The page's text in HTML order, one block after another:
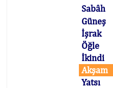
Sabâh
Güneş
İşrak
Öğle
İkindi
Akşam
Yatsı